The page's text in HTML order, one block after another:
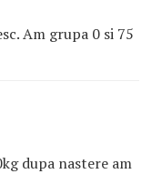
Am grupa 0 si 75
dupa nastere am